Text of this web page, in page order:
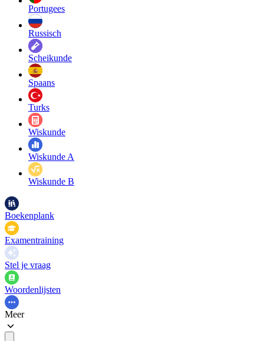
Portugees
Russisch
Scheikunde
Spaans
Turks
Wiskunde
Wiskunde A
Wiskunde B
Boekenplank
Examentraining
Stel je vraag
Woordenlijsten
Meer